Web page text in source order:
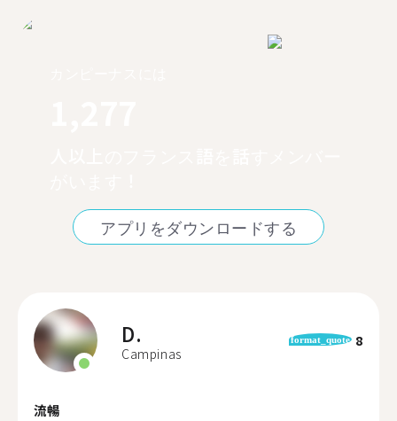
アプリをダウンロードする
D.
Campinas
format_quote 8
流暢